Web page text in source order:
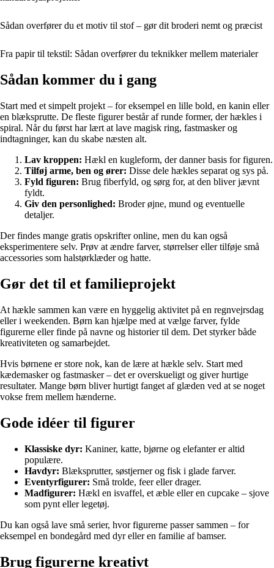
Sådan overfører du et motiv til stof – gør dit broderi nemt og præcist
Fra papir til tekstil: Sådan overfører du teknikker mellem materialer
Sådan kommer du i gang
Start med et simpelt projekt – for eksempel en lille bold, en kanin eller
en blæksprutte. De fleste figurer består af runde former, der hækles i
spiral. Når du først har lært at lave magisk ring, fastmasker og
indtagninger, kan du skabe næsten alt.
Lav kroppen: Hækl en kugleform, der danner basis for figuren.
Tilføj arme, ben og ører: Disse dele hækles separat og sys på.
Fyld figuren: Brug fiberfyld, og sørg for, at den bliver jævnt
fyldt.
Giv den personlighed: Broder øjne, mund og eventuelle
detaljer.
Der findes mange gratis opskrifter online, men du kan også
eksperimentere selv. Prøv at ændre farver, størrelser eller tilføje små
accessories som halstørklæder og hatte.
Gør det til et familieprojekt
At hækle sammen kan være en hyggelig aktivitet på en regnvejrsdag
eller i weekenden. Børn kan hjælpe med at vælge farver, fylde
figurerne eller finde på navne og historier til dem. Det styrker både
kreativiteten og samarbejdet.
Hvis børnene er store nok, kan de lære at hækle selv. Start med
kædemasker og fastmasker – det er overskueligt og giver hurtige
resultater. Mange børn bliver hurtigt fanget af glæden ved at se noget
vokse frem mellem hænderne.
Gode idéer til figurer
Klassiske dyr: Kaniner, katte, bjørne og elefanter er altid
populære.
Havdyr: Blæksprutter, søstjerner og fisk i glade farver.
Eventyrfigurer: Små trolde, feer eller drager.
Madfigurer: Hækl en isvaffel, et æble eller en cupcake – sjove
som pynt eller legetøj.
Du kan også lave små serier, hvor figurerne passer sammen – for
eksempel en bondegård med dyr eller en familie af bamser.
Brug figurerne kreativt